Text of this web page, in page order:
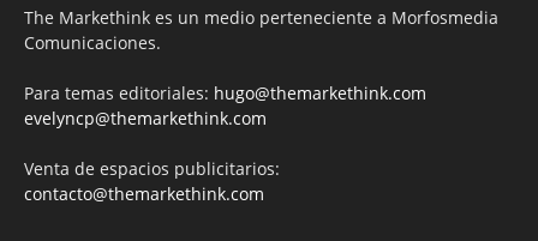
The Markethink es un medio perteneciente a Morfosmedia
Comunicaciones.
Para temas editoriales: hugo@themarkethink.com
evelyncp@themarkethink.com
Venta de espacios publicitarios:
contacto@themarkethink.com